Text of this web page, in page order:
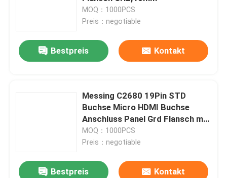
Haus
MOQ：1000PCS
Preis：negotiable
Bestpreis Kontakt
Messing C2680 19Pin STD
Buchse Micro HDMI Buchse
Anschluss Panel Grd Flansch mit
Kunststofffüßen
MOQ：1000PCS
Preis：negotiable
Bestpreis Kontakt